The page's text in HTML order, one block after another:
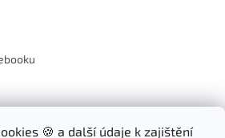
🍪 a další údaje k zajištění